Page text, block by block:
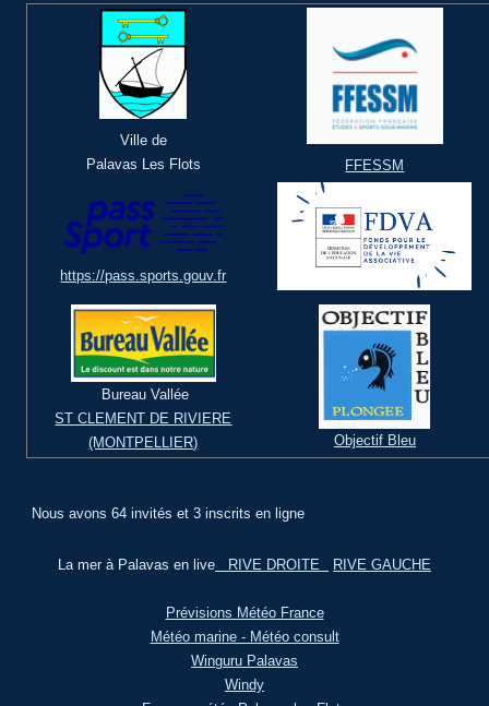
Ville de
Palavas Les Flots
FFESSM
https://pass.sports.gouv.fr
Bureau Vallée
ST CLEMENT DE RIVIERE
(MONTPELLIER)
Objectif Bleu
Nous avons 64 invités et 3 inscrits en ligne
La mer à Palavas en live RIVE DROITE RIVE GAUCHE
Prévisions Météo France
Météo marine - Météo consult
Winguru Palavas
Windy